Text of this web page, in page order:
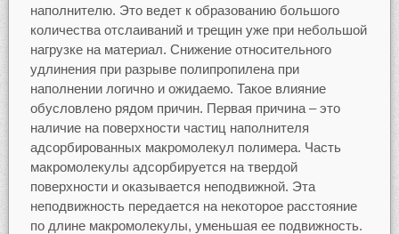
наполнителю. Это ведет к образованию большого
количества отслаиваний и трещин уже при небольшой
нагрузке на материал. Снижение относительного
удлинения при разрыве полипропилена при
наполнении логично и ожидаемо. Такое влияние
обусловлено рядом причин. Первая причина – это
наличие на поверхности частиц наполнителя
адсорбированных макромолекул полимера. Часть
макромолекулы адсорбируется на твердой
поверхности и оказывается неподвижной. Эта
неподвижность передается на некоторое расстояние
по длине макромолекулы, уменьшая ее подвижность.